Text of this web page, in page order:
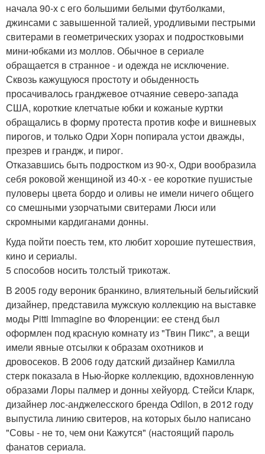
начала 90-х с его большими белыми футболками,
джинсами с завышенной талией, уродливыми пестрыми
свитерами в геометрических узорах и подростковыми
мини-юбками из моллов. Обычное в сериале
обращается в странное - и одежда не исключение.
Сквозь кажущуюся простоту и обыденность
просачивалось гранджевое отчаяние северо-запада
США, короткие клетчатые юбки и кожаные куртки
обращались в форму протеста против кофе и вишневых
пирогов, и только Одри Хорн попирала устои дважды,
презрев и грандж, и пирог.
Отказавшись быть подростком из 90-х, Одри вообразила
себя роковой женщиной из 40-х - ее короткие пушистые
пуловеры цвета бордо и оливы не имели ничего общего
со смешными узорчатыми свитерами Люси или
скромными кардиганами донны.
Куда пойти поесть тем, кто любит хорошие путешествия,
кино и сериалы.
5 способов носить толстый трикотаж.
В 2005 году вероник бранкино, влиятельный бельгийский
дизайнер, представила мужскую коллекцию на выставке
моды Pitti Immagine во Флоренции: ее стенд был
оформлен под красную комнату из "Твин Пикс", а вещи
имели явные отсылки к образам охотников и
дровосеков. В 2006 году датский дизайнер Камилла
стерк показала в Нью-йорке коллекцию, вдохновленную
образами Лоры палмер и донны хейуорд. Стейси Кларк,
дизайнер лос-анджелесского бренда Odilon, в 2012 году
выпустила линию свитеров, на которых было написано
"Совы - не то, чем они Кажутся" (настоящий пароль
фанатов сериала.